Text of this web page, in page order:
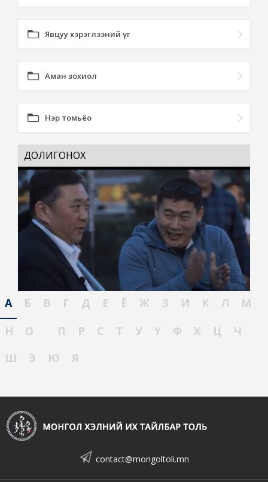
Явцуу хэрэглээний үг
Аман зохиол
Нэр томьёо
ДОЛИГОНОХ
А Б В Г Д Е Ё Ж З И К Л
М
Н
О П Р С Т У Ү Ф Х Ц
Ч
Ш
Э Ю Я
contact@mongoltoli.mn